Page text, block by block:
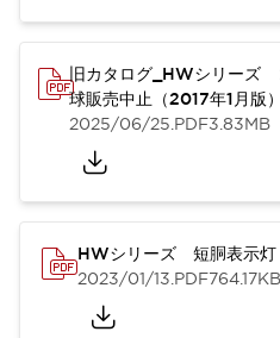
旧カタログ_HWシリーズ
球販売中止（2017年1月版）
2025/06/25.PDF3.83MB
HWシリーズ 短胴表示灯
2023/01/13.PDF764.17KB